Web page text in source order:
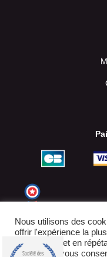
Nous utilisons des
offrir l'expérience la
préférences et en
accepter », vous